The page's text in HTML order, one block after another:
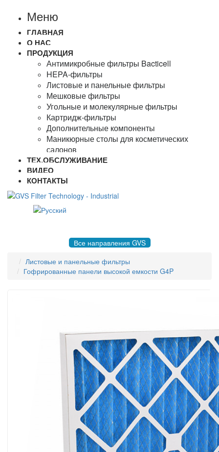
Меню
ГЛАВНАЯ
О НАС
ПРОДУКЦИЯ
Антимикробные фильтры Bacticell
HEPA-фильтры
Листовые и панельные фильтры
Мешковые фильтры
Угольные и молекулярные фильтры
Картридж-фильтры
Дополнительные компоненты
Маникюрные столы для косметических
салонов
ТЕХ.ОБСЛУЖИВАНИЕ
ВИДЕО
КОНТАКТЫ
Все направления GVS
Листовые и панельные фильтры
Гофрированные панели высокой емкости G4P